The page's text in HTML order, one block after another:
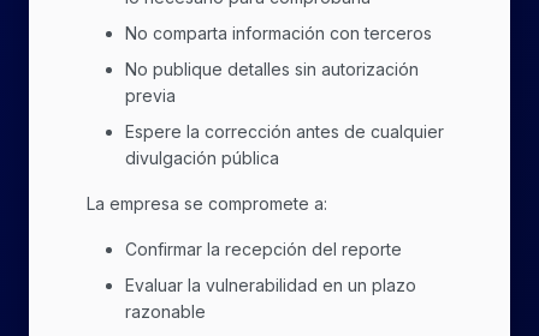
No comparta información con terceros
No publique detalles sin autorización
previa
Espere la corrección antes de cualquier
divulgación pública
La empresa se compromete a:
Confirmar la recepción del reporte
Evaluar la vulnerabilidad en un plazo
razonable